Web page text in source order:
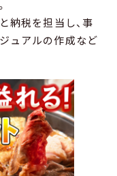
納税を担当し、事
ュアルの作成など